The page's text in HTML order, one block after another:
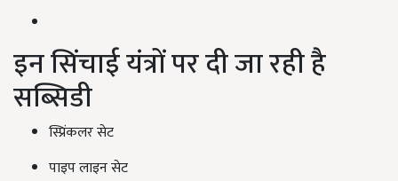
इन सिंचाई यंत्रों पर दी जा रही है
सब्सिडी
स्प्रिंकलर सेट
पाइप लाइन सेट